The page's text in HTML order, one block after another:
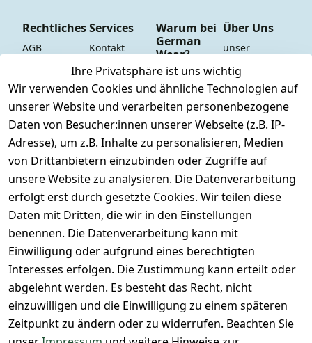
Ihre Privatsphäre ist uns wichtig
Wir verwenden Cookies und ähnliche Technologien auf
unserer Website und verarbeiten personenbezogene
Daten von Besucher:innen unserer Webseite (z.B. IP-
Adresse), um z.B. Inhalte zu personalisieren, Medien
von Drittanbietern einzubinden oder Zugriffe auf
unsere Website zu analysieren. Die Datenverarbeitung
erfolgt erst durch gesetzte Cookies. Wir teilen diese
Daten mit Dritten, die wir in den Einstellungen
benennen. Die Datenverarbeitung kann mit
Einwilligung oder aufgrund eines berechtigten
Interesses erfolgen. Die Zustimmung kann erteilt oder
abgelehnt werden. Es besteht das Recht, nicht
einzuwilligen und die Einwilligung zu einem späteren
Zeitpunkt zu ändern oder zu widerrufen. Beachten Sie
Rechtliches
AGB
Impressum
Datenschutze
rklärung
Barrierefreihe
itserklärung
Widerrufsrec
ht
Vertrag
widerrufen
Services
Kontakt
Registrieren
Versand &
Versandkoste
n
Retoure &
Rücksendung
Rücksendeeti
kett drucken
(Inland)
FAQs - Häufig
gestellte
Fragen
Konfektionsgr
ößen
Lagerverkauf
Warum bei
German
Wear?
Dauer
Tiefpreisgara
ntie*
Express-24h-
Versand
24/7 aktueller
Warenbestan
d
+ 95% aus
eigener
Herstellung
+ 60 Jahre
Geschäftserfa
hrung
Über Uns
unser
YouTube-
Kanal
unsere
Facebook-
Seite
unsere
Damen &
Herren
unsere
Gutscheine &
SALE
Whatsapp Nr.:
+49511676950
14
Lagerverkauf: